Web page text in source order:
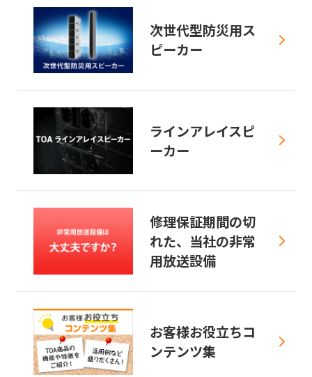
次世代型防災用ス
ピーカー
ラインアレイスピ
ーカー
修理保証期間の切
れた、当社の非常
用放送設備
お客様お役立ちコ
ンテンツ集